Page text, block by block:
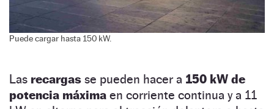
Puede cargar hasta 150 kW.
Las recargas se pueden hacer a 150 kW de
potencia máxima en corriente continua y a 11